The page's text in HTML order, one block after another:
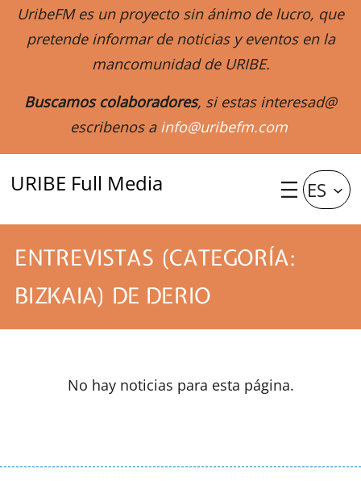
UribeFM es un proyecto sin ánimo de lucro, que
pretende informar de noticias y eventos en la
mancomunidad de URIBE.
Buscamos colaboradores, si estas interesad@
escribenos a info@uribefm.com
URIBE Full Media ES
ENTREVISTAS (CATEGORÍA:
BIZKAIA) DE DERIO
No hay noticias para esta página.